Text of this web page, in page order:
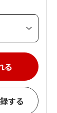
る
する